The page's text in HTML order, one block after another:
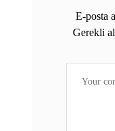
E-posta
Gerekli